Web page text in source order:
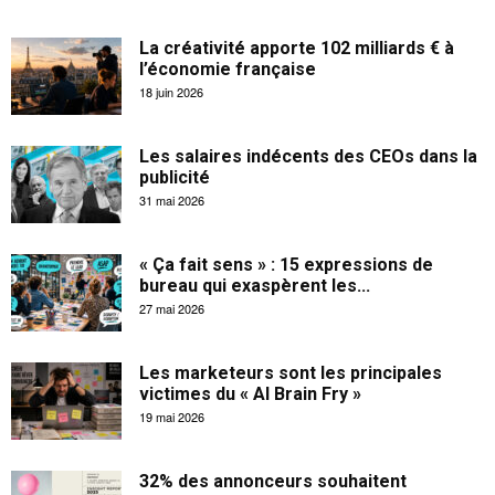
La créativité apporte 102 milliards € à
l’économie française
18 juin 2026
Les salaires indécents des CEOs dans la
publicité
31 mai 2026
« Ça fait sens » : 15 expressions de
bureau qui exaspèrent les...
27 mai 2026
Les marketeurs sont les principales
victimes du « AI Brain Fry »
19 mai 2026
32% des annonceurs souhaitent